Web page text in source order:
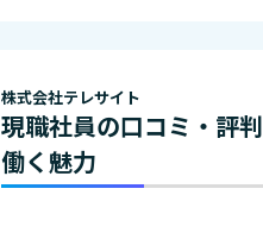
株式会社テレサイト
現職社員の口コミ・評判
働く魅力